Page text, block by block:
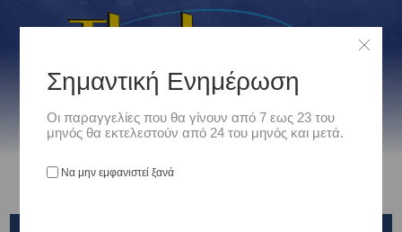
Σημαντική Ενημέρωση
Οι παραγγελίες που θα γίνουν από 7 εως 23 του
μηνός θα εκτελεστούν από 24 του μηνός και μετά.
Να μην εμφανιστεί ξανά